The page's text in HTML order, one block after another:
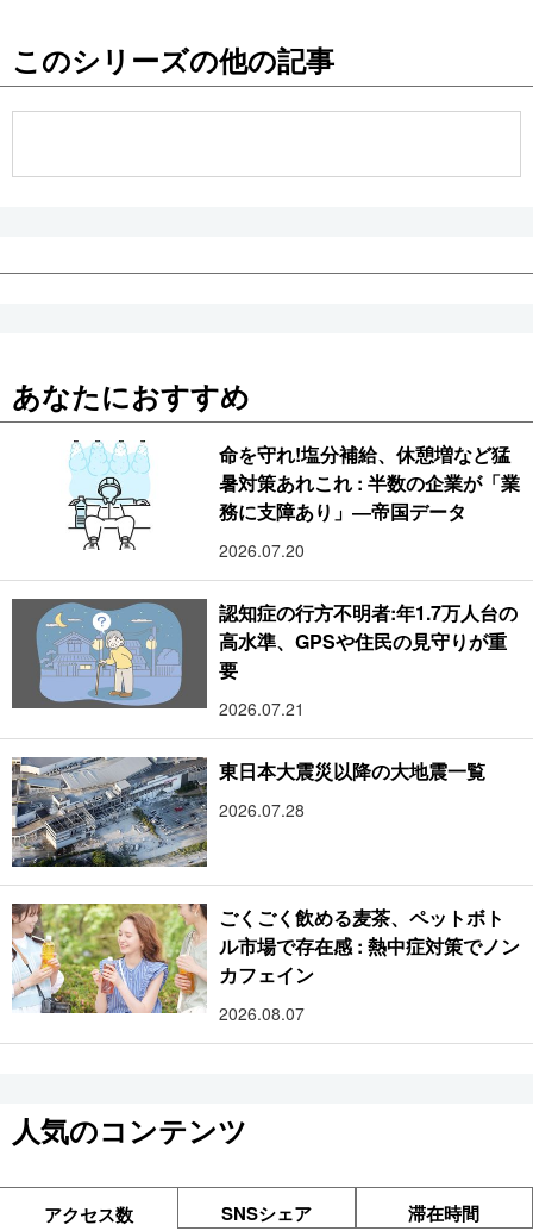
公式SNS
このシリーズの他の記事
あなたにおすすめ
命を守れ!塩分補給、休憩増など猛
暑対策あれこれ : 半数の企業が「業
務に支障あり」―帝国データ
2026.07.20
認知症の行方不明者:年1.7万人台の
高水準、GPSや住民の見守りが重
要
2026.07.21
東日本大震災以降の大地震一覧
2026.07.28
ごくごく飲める麦茶、ペットボト
ル市場で存在感 : 熱中症対策でノン
カフェイン
2026.08.07
人気のコンテンツ
アクセス数 SNSシェア 滞在時間